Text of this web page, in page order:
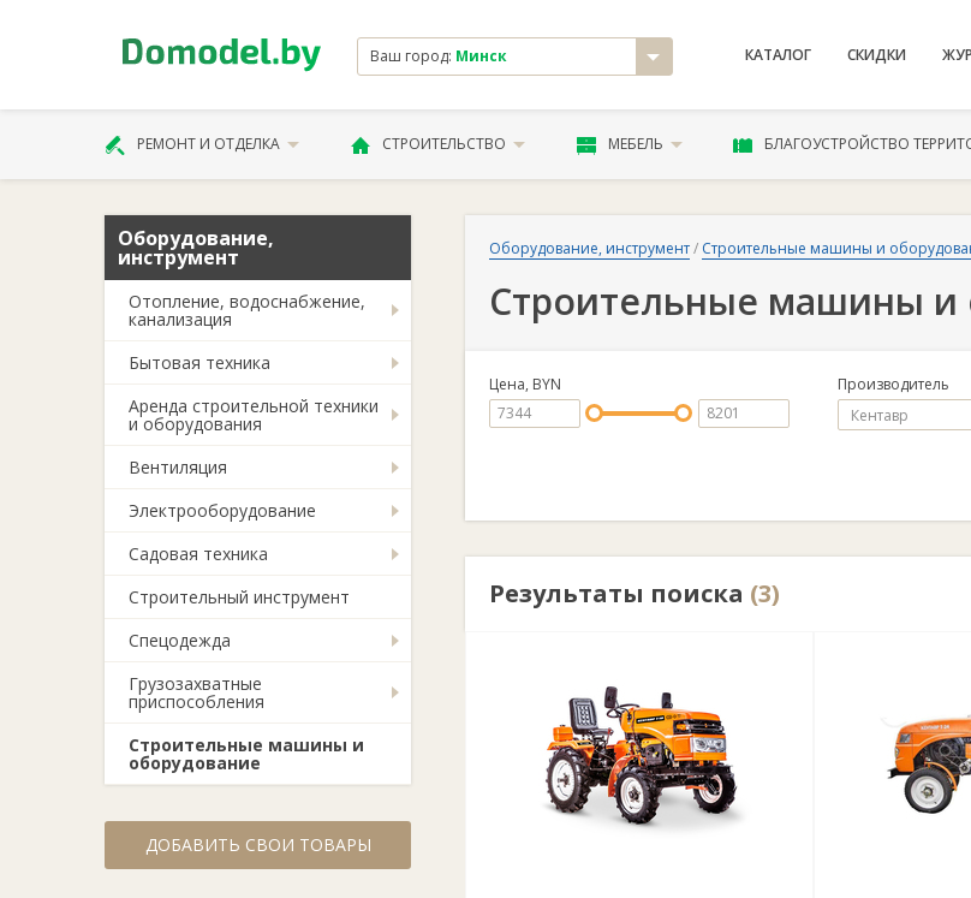
Ваш город: Минск КАТАЛОГ СКИДКИ
РЕМОНТ И ОТДЕЛКА СТРОИТЕЛЬСТВО МЕБЕЛЬ БЛАГОУСТРОЙСТВО
Оборудование,
инструмент
Отопление, водоснабжение,
канализация
Бытовая техника
Аренда строительной техники
и оборудования
Вентиляция
Электрооборудование
Садовая техника
Строительный инструмент
Спецодежда
Грузозахватные
приспособления
Строительные машины и
оборудование
ДОБАВИТЬ СВОИ ТОВАРЫ
Оборудование, инструмент/ Строительные машины и
Строительные машины и
Цена, BYN Производитель
Результаты поиска (3)